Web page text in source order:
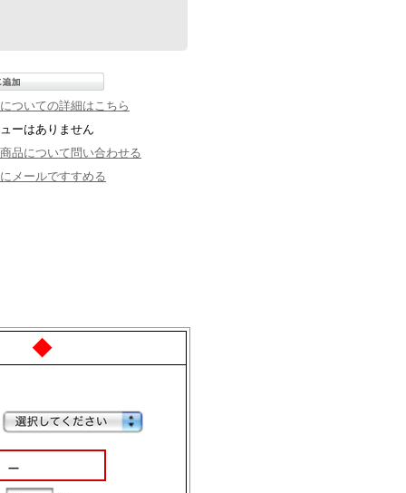
ついての詳細はこちら
ーはありません
品について問い合わせる
メールですすめる